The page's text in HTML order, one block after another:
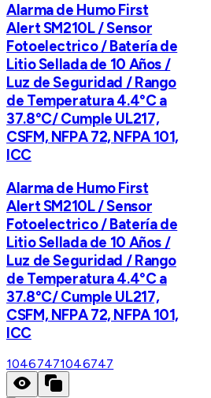
Alarma de Humo First
Alert SM210L / Sensor
Fotoelectrico / Batería de
Litio Sellada de 10 Años /
Luz de Seguridad / Rango
de Temperatura 4.4°C a
37.8°C/ Cumple UL217,
CSFM, NFPA 72, NFPA 101,
ICC
Alarma de Humo First
Alert SM210L / Sensor
Fotoelectrico / Batería de
Litio Sellada de 10 Años /
Luz de Seguridad / Rango
de Temperatura 4.4°C a
37.8°C/ Cumple UL217,
CSFM, NFPA 72, NFPA 101,
ICC
10467471046747